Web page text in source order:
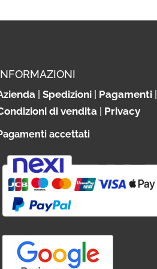
| Spedizioni| Pagamenti|
di vendita| Privacy
accettati